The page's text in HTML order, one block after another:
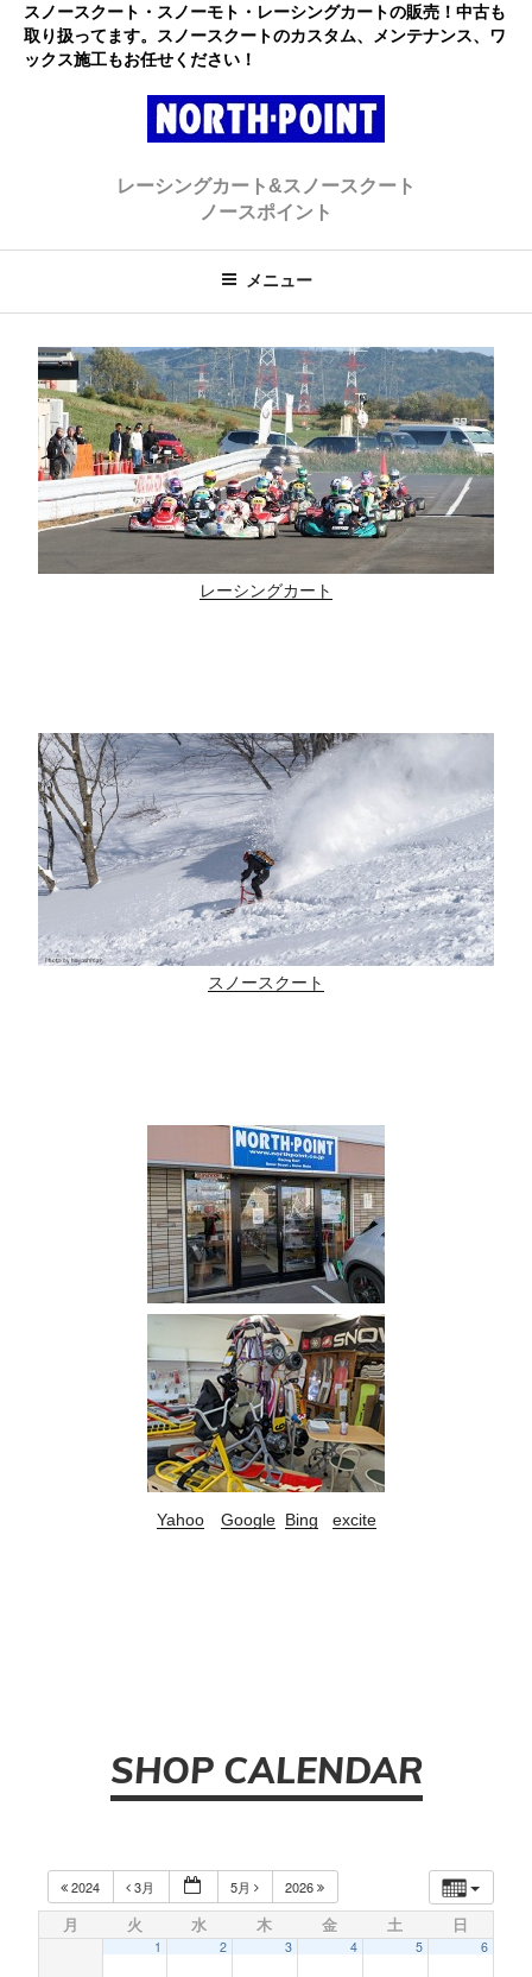
プ
スノースクート・スノーモト・レーシングカートの販売！中古も
取り扱ってます。スノースクートのカスタム、メンテナンス、ワ
ックス施工もお任せください！
ト ノースポイント
レーシングカート&スノースクート
ノースポイント
メニュー
レーシングカート
スノースクート
Yahoo Google Bing excite
SHOP CALENDAR
2024 3月 5月 2026
月 火 水 木 金 土 日
1 2 3 4 5 6